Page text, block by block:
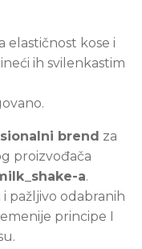
elastičnost kose i
ih svilenkastim
brend za
proizvođača
a.
pažljivo odabranih
principe I